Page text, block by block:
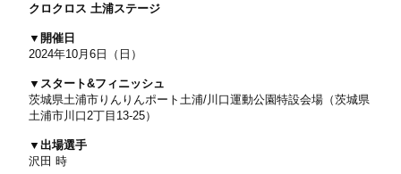
クロクロス 土浦ステージ
▼開催日
2024年10月6日（日）
▼スタート&フィニッシュ
茨城県土浦市りんりんポート土浦/川口運動公園特設会場（茨城県
土浦市川口2丁目13-25）
▼出場選手
沢田 時